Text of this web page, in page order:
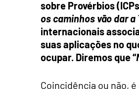
sobre Provérbios
os caminhos vão dar a
internacionais
suas aplicações no
ocupar. Diremos que “
Coincidência ou não,